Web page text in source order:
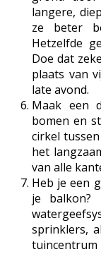
langere,
ze beter
Hetzelfde
Doe dat
plaats van
late avond.
Maak een
bomen en
cirkel
het
van alle
Heb je een
je balkon?
sprinklers,
tuincentrum